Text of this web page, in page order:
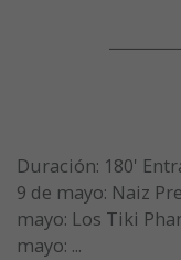
Duración: 180'
9 de mayo: Naiz
mayo: Los Tiki
mayo: ...